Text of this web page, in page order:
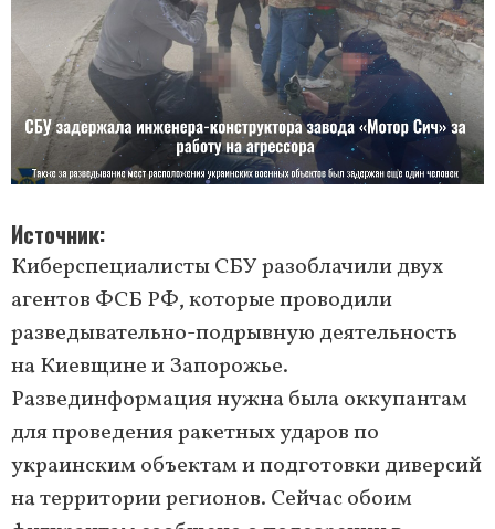
Источник
Киберспециалисты СБУ разоблачили двух
агентов ФСБ РФ, которые проводили
разведывательно-подрывную деятельность
на Киевщине и Запорожье.
Развединформация нужна была оккупантам
для проведения ракетных ударов по
украинским объектам и подготовки диверсий
на территории регионов. Сейчас обоим